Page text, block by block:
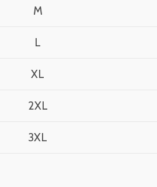
M
L
XL
2XL
3XL